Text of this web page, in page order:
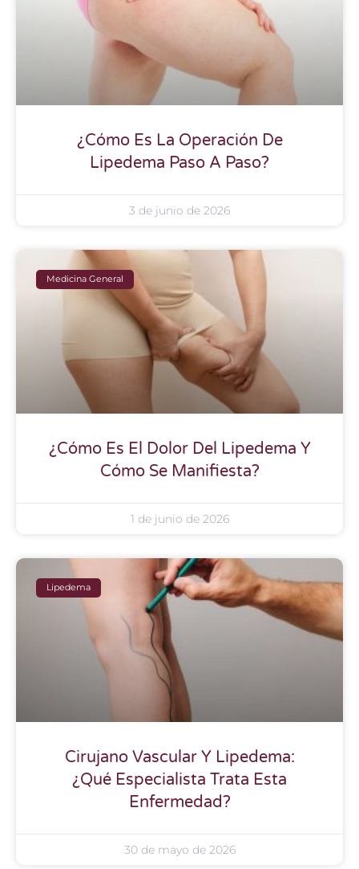
¿Cómo Es La Operación De
Lipedema Paso A Paso?
3 de junio de 2026
Medicina General
¿Cómo Es El Dolor Del Lipedema Y
Cómo Se Manifiesta?
1 de junio de 2026
Lipedema
Cirujano Vascular Y Lipedema:
¿Qué Especialista Trata Esta
Enfermedad?
30 de mayo de 2026